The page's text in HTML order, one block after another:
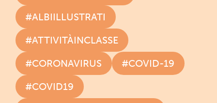
#ALBIILLUSTRATI
#ATTIVITÀINCLASSE
#CORONAVIRUS
#COVID-19
#COVID19